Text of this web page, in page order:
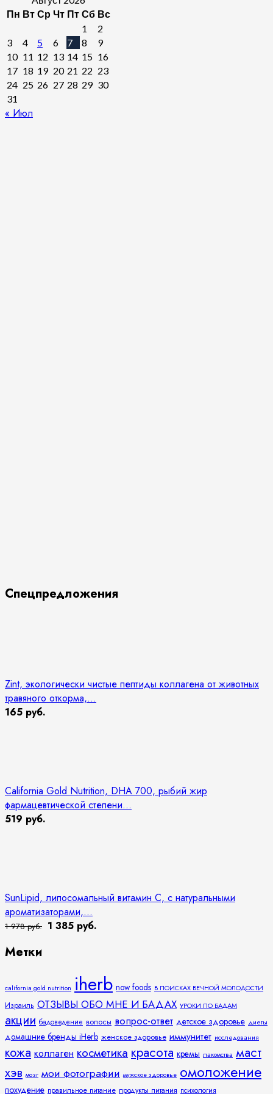
Пн Вт Ср Чт Пт Сб Вс
1
2
3
4 5 6 7 8
9
10 11 12 13 14 15 16
17 18 19 20 21 22 23
24 25 26 27 28 29 30
31
« Июл
Спецпредложения
Zint, экологически чистые пептиды коллагена от животных
травяного откорма,...
165 руб.
California Gold Nutrition, DHA 700, рыбий жир
фармацевтической степени...
519 руб.
SunLipid, липосомальный витамин C, с натуральными
ароматизаторами,...
1 978 руб. 1 385 руб.
Метки
california gold nutrition iherb now foods В ПОИСКАХ ВЕЧНОЙ МОЛОДОСТИ
Израиль ОТЗЫВЫ ОБО МНЕ И БАДАХ УРОКИ ПО БАДАМ
акции бадоведение волосы вопрос-ответ детское здоровье диеты
домашние бренды iHerb женское здоровье иммунитет исследования
кожа коллаген косметика красота кремы лакомства маст
хэв мозг мои фотографии мужское здоровье омоложение
похудение правильное питание продукты питания психология